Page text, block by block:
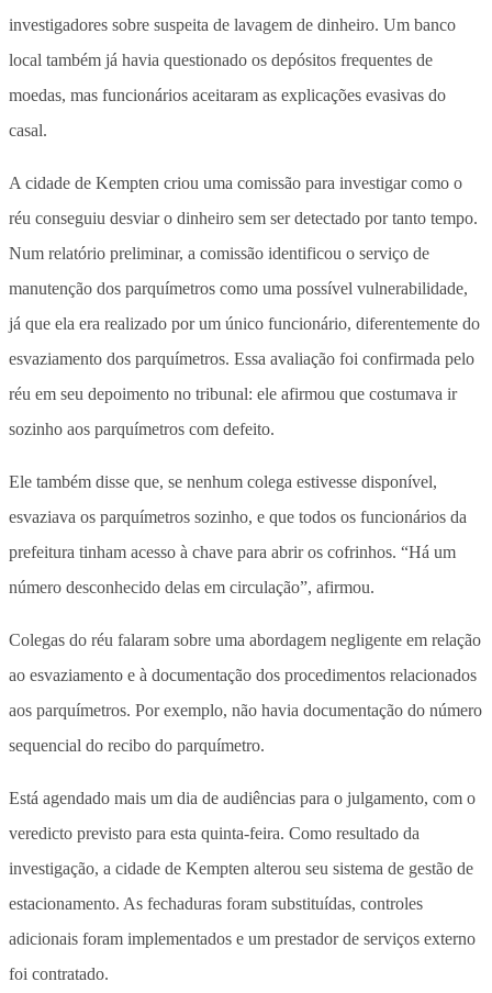
investigadores sobre suspeita de lavagem de dinheiro. Um banco
local também já havia questionado os depósitos frequentes de
moedas, mas funcionários aceitaram as explicações evasivas do
casal.
A cidade de Kempten criou uma comissão para investigar como o
réu conseguiu desviar o dinheiro sem ser detectado por tanto tempo.
Num relatório preliminar, a comissão identificou o serviço de
manutenção dos parquímetros como uma possível vulnerabilidade,
já que ela era realizado por um único funcionário, diferentemente do
esvaziamento dos parquímetros. Essa avaliação foi confirmada pelo
réu em seu depoimento no tribunal: ele afirmou que costumava ir
sozinho aos parquímetros com defeito.
Ele também disse que, se nenhum colega estivesse disponível,
esvaziava os parquímetros sozinho, e que todos os funcionários da
prefeitura tinham acesso à chave para abrir os cofrinhos. “Há um
número desconhecido delas em circulação”, afirmou.
Colegas do réu falaram sobre uma abordagem negligente em relação
ao esvaziamento e à documentação dos procedimentos relacionados
aos parquímetros. Por exemplo, não havia documentação do número
sequencial do recibo do parquímetro.
Está agendado mais um dia de audiências para o julgamento, com o
veredicto previsto para esta quinta-feira. Como resultado da
investigação, a cidade de Kempten alterou seu sistema de gestão de
estacionamento. As fechaduras foram substituídas, controles
adicionais foram implementados e um prestador de serviços externo
foi contratado.